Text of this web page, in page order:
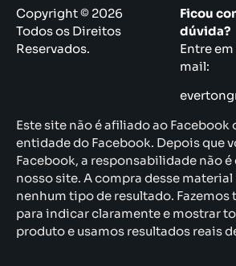
Copyright © 2026
Todos os Direitos
Reservados.
Ficou
dúvida?
Entre
mail:
Este site não é afiliado ao Facebook
entidade do Facebook. Depois que
Facebook, a responsabilidade não é
nosso site. A compra desse
nenhum tipo de resultado. Fazemos
para indicar claramente e mostrar
produto e usamos resultados reais